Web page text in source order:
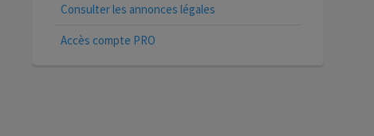
Consulter les annonces légales
Accès compte PRO